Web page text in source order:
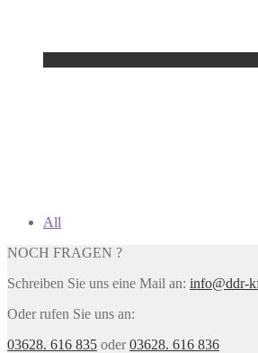
All
NOCH FRAGEN ?
Schreiben Sie uns eine Mail an: info@ddr-
Oder rufen Sie uns an:
03628. 616 835 oder03628. 616 836